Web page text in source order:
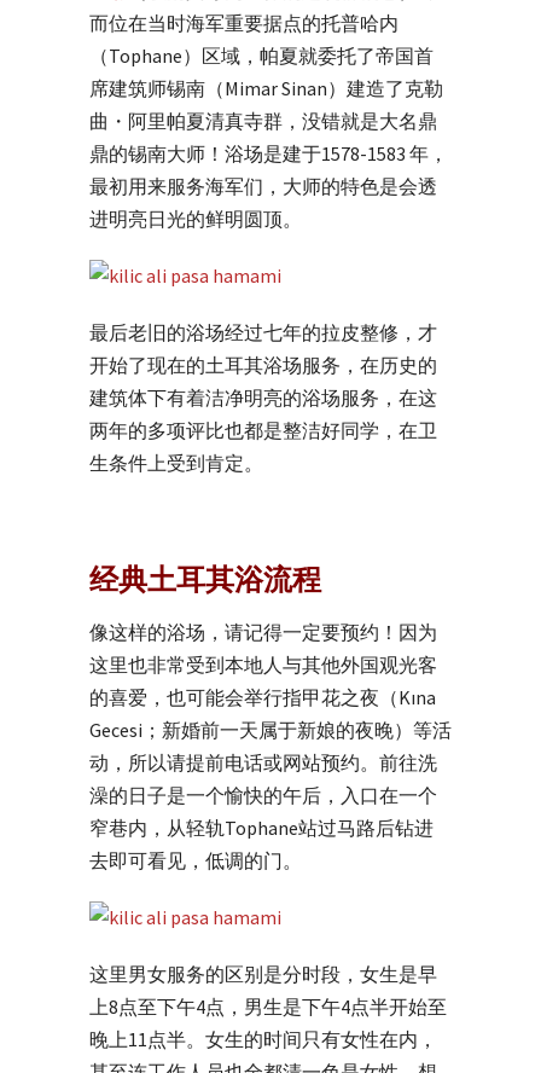
而位在当时海军重要据点的托普哈内
（Tophane）区域，帕夏就委托了帝国首
席建筑师锡南（Mimar Sinan）建造了克勒
曲・阿里帕夏清真寺群，没错就是大名鼎
鼎的锡南大师！浴场是建于1578-1583 年，
最初用来服务海军们，大师的特色是会透
进明亮日光的鲜明圆顶。
最后老旧的浴场经过七年的拉皮整修，才
开始了现在的土耳其浴场服务，在历史的
建筑体下有着洁净明亮的浴场服务，在这
两年的多项评比也都是整洁好同学，在卫
生条件上受到肯定。
经典土耳其浴流程
像这样的浴场，请记得一定要预约！因为
这里也非常受到本地人与其他外国观光客
的喜爱，也可能会举行指甲花之夜（Kına
Gecesi；新婚前一天属于新娘的夜晚）等活
动，所以请提前电话或网站预约。前往洗
澡的日子是一个愉快的午后，入口在一个
窄巷内，从轻轨Tophane站过马路后钻进
去即可看见，低调的门。
这里男女服务的区别是分时段，女生是早
上8点至下午4点，男生是下午4点半开始至
晚上11点半。女生的时间只有女性在内，